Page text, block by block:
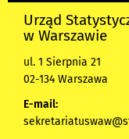
Urząd
w Warszawie
ul. 1 Sierpnia 21
02-134 Warszawa
E-mail: